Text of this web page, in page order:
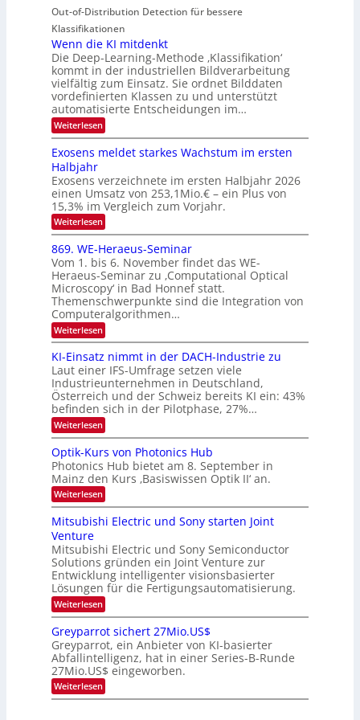
a
n
t
i
S
p
e
c
t
r
O
N
T
e
c
h
T
a
l
k
u
d
e
r
V
S
O
N
2
0
2
6
c
h
l
a
n
d
e
n
Out-of-Distribution Detection für bessere
Klassifikationen
Wenn die KI mitdenkt
Die Deep-Learning-Methode ‚Klassifikation‘
kommt in der industriellen Bildverarbeitung
vielfältig zum Einsatz. Sie ordnet Bilddaten
vordefinierten Klassen zu und unterstützt
automatisierte Entscheidungen im…
Weiterlesen:
W
n
d
i
e
K
I
m
i
t
d
e
n
k
t
Exosens meldet starkes Wachstum im ersten
Halbjahr
Exosens verzeichnete im ersten Halbjahr 2026
einen Umsatz von 253,1Mio.€ – ein Plus von
15,3% im Vergleich zum Vorjahr.
Weiterlesen:
E
x
o
s
e
n
s
m
e
l
d
e
t
s
t
a
r
k
e
W
a
c
h
s
u
i
m
e
r
s
t
e
n
H
a
l
b
j
a
869. WE-Heraeus-Seminar
Vom 1. bis 6. November findet das WE-
Heraeus-Seminar zu ‚Computational Optical
Microscopy‘ in Bad Honnef statt.
Themenschwerpunkte sind die Integration von
Computeralgorithmen…
Weiterlesen:
8
9
.
W
E
-
H
e
r
a
e
u
s
-
S
e
n
a
r
KI-Einsatz nimmt in der DACH-Industrie zu
Laut einer IFS-Umfrage setzen viele
Industrieunternehmen in Deutschland,
Österreich und der Schweiz bereits KI ein: 43%
befinden sich in der Pilotphase, 27%…
Weiterlesen:
K
-
E
i
n
s
t
n
m
m
t
i
n
d
e
r
D
A
C
H
Optik-Kurs von Photonics Hub
Photonics Hub bietet am 8. September in
Mainz den Kurs ‚Basiswissen Optik II‘ an.
Weiterlesen:
O
p
t
k
-
K
u
r
s
v
o
n
P
h
o
t
o
Mitsubishi Electric und Sony starten Joint
Venture
Mitsubishi Electric und Sony Semiconductor
Solutions gründen ein Joint Venture zur
Entwicklung intelligenter visionsbasierter
Lösungen für die Fertigungsautomatisierung.
Weiterlesen:
M
t
s
u
b
i
s
h
Greyparrot sichert 27Mio.US$
Greyparrot, ein Anbieter von KI-basierter
Abfallintelligenz, hat in einer Series-B-Runde
27Mio.US$ eingeworben.
Weiterlesen:
G